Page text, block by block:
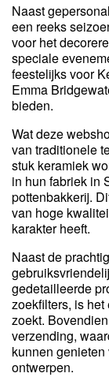
Naast
een reeks
voor het
speciale
feestelijks voor
Emma
bieden.
Wat deze
van traditionele
stuk keramiek
in hun fabriek in
pottenbakkerij.
van hoge
karakter heeft.
Naast de
gedetailleerde
zoekfilters, is
zoekt.
verzending,
kunnen
ontwerpen.